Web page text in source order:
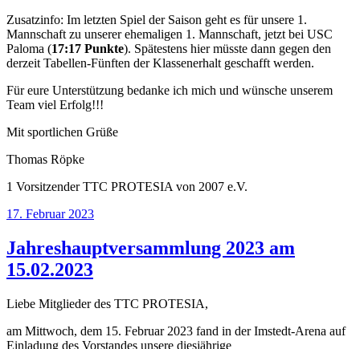
Zusatzinfo: Im letzten Spiel der Saison geht es für unsere 1.
Mannschaft zu unserer ehemaligen 1. Mannschaft, jetzt bei USC
Paloma (17:17 Punkte). Spätestens hier müsste dann gegen den
derzeit Tabellen-Fünften der Klassenerhalt geschafft werden.
Für eure Unterstützung bedanke ich mich und wünsche unserem
Team viel Erfolg!!!
Mit sportlichen Grüße
Thomas Röpke
1 Vorsitzender TTC PROTESIA von 2007 e.V.
Veröffentlicht
17. Februar 2023
Jahreshauptversammlung 2023 am
15.02.2023
Liebe Mitglieder des TTC PROTESIA,
am Mittwoch, dem 15. Februar 2023 fand in der Imstedt-Arena auf
Einladung des Vorstandes unsere diesjährige